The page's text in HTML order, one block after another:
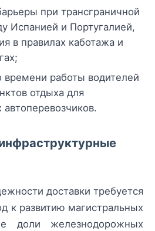
при трансграничной
Испанией и Португалией,
в правилах каботажа и
времени работы водителей
отдыха для
доставки требуется
к развитию магистральных
доли железнодорожных